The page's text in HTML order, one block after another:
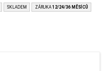
SKLADEM ZÁRUKA 12/24/36 MĚSÍCŮ